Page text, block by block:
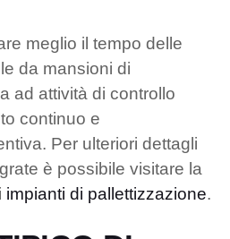
meglio il tempo delle
da mansioni di
ad attività di controllo
continuo e
Per ulteriori dettagli
è possibile visitare la
impianti di pallettizzazione.